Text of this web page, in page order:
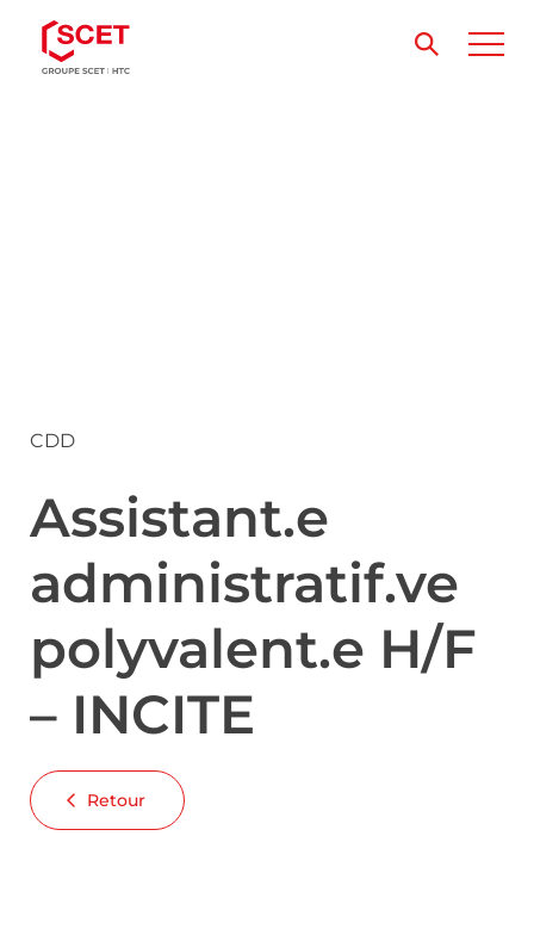
CDD
Assistant.e
administratif.ve
polyvalent.e H/F
– INCITE
Retour